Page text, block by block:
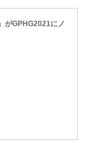
がGPHG2021にノ